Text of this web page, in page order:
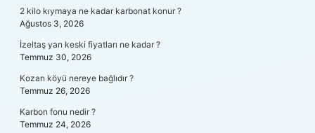
2 kilo kıymaya ne kadar karbonat konur ?
Ağustos 3, 2026
İzeltaş yan keski fiyatları ne kadar ?
Temmuz 30, 2026
Kozan köyü nereye bağlıdır ?
Temmuz 26, 2026
Karbon fonu nedir ?
Temmuz 24, 2026